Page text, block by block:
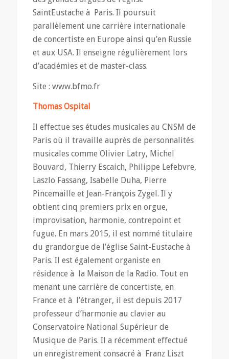
SaintEustache à Paris. Il poursuit
parallèlement une carrière internationale
de concertiste en Europe ainsi qu’en Russie
et aux USA. Il enseigne régulièrement lors
d’académies et de master-class.
Site : www.bfmo.fr
Thomas Ospital
Il effectue ses études musicales au CNSM de
Paris où il travaille auprès de personnalités
musicales comme Olivier Latry, Michel
Bouvard, Thierry Escaich, Philippe Lefebvre,
Laszlo Fassang, Isabelle Duha, Pierre
Pincemaille et Jean-François Zygel. Il y
obtient cinq premiers prix en orgue,
improvisation, harmonie, contrepoint et
fugue. En mars 2015, il est nommé titulaire
du grandorgue de l’église Saint-Eustache à
Paris. Il est également organiste en
résidence à la Maison de la Radio. Tout en
menant une carrière de concertiste, en
France et à l’étranger, il est depuis 2017
professeur d’harmonie au clavier au
Conservatoire National Supérieur de
Musique de Paris. Il a récemment effectué
un enregistrement consacré à Franz Liszt